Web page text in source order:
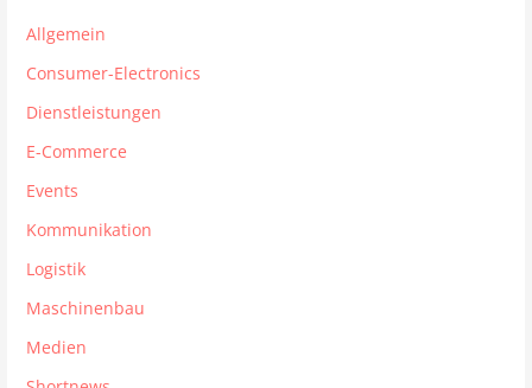
Allgemein
Consumer-Electronics
Dienstleistungen
E-Commerce
Events
Kommunikation
Logistik
Maschinenbau
Medien